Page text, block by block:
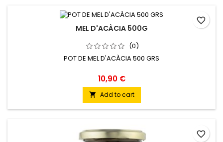
MEL D'ACÀCIA 500G
(0)
POT DE MEL D'ACÀCIA 500 GRS
10,90 €
 Add to cart
favorite_border
favorite_border